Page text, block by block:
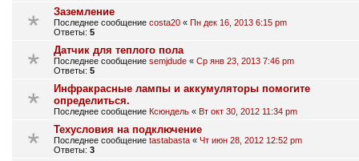
Заземление
Последнее сообщение costa20 « Пн дек 16, 2013 6:15 pm
Ответы: 5
Датчик для теплого пола
Последнее сообщение semjdude « Ср янв 23, 2013 7:46 pm
Ответы: 5
Инфракрасные лампы и аккумуляторы помогите
определиться.
Последнее сообщение Ксюндель « Вт окт 30, 2012 11:34 pm
Техусловия на подключение
Последнее сообщение tastabasta « Чт июн 28, 2012 12:52 pm
Ответы: 3